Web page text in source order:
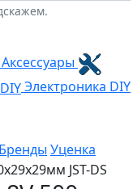
Электроника DIY
Бренды Уценка